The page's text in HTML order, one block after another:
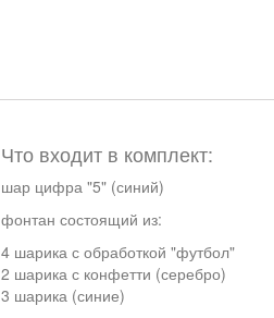
Что входит в комплект:
шар цифра "5" (синий)
фонтан состоящий из:
4 шарика с обработкой "футбол"
2 шарика с конфетти (серебро)
3 шарика (синие)